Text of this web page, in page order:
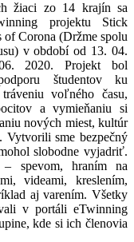
žiaci zo 14 krajín sa
projektu Stick
of Corona (Držme spolu
v období od 13. 04.
2020. Projekt bol
študentov ku
voľného času,
a vymieňaniu si
nových miest, kultúr
sme bezpečný
slobodne vyjadriť.
spevom, hraním na
videami, kreslením,
aj varením. Všetky
v portáli eTwinning
kde si ich členovia